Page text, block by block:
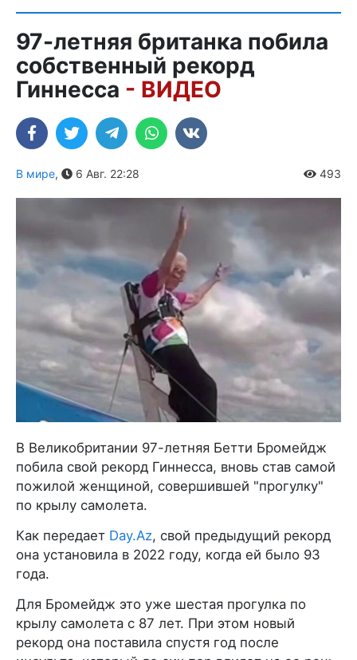
97-летняя британка побила
собственный рекорд
Гиннесса - ВИДЕО
В мире, 6 Авг. 22:28 493
В Великобритании 97-летняя Бетти Бромейдж
побила свой рекорд Гиннесса, вновь став самой
пожилой женщиной, совершившей "прогулку"
по крылу самолета.
Как передает Day.Az, свой предыдущий рекорд
она установила в 2022 году, когда ей было 93
года.
Для Бромейдж это уже шестая прогулка по
крылу самолета с 87 лет. При этом новый
рекорд она поставила спустя год после